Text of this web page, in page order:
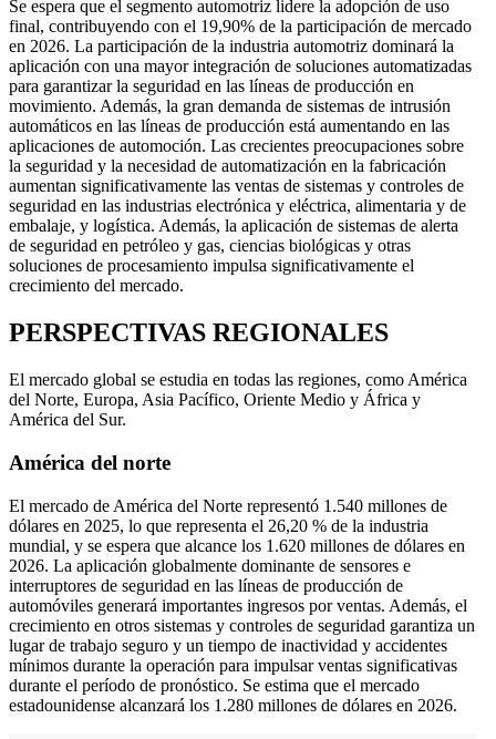
Se espera que el segmento automotriz lidere la adopción de uso
final, contribuyendo con el 19,90% de la participación de mercado
en 2026. La participación de la industria automotriz dominará la
aplicación con una mayor integración de soluciones automatizadas
para garantizar la seguridad en las líneas de producción en
movimiento. Además, la gran demanda de sistemas de intrusión
automáticos en las líneas de producción está aumentando en las
aplicaciones de automoción. Las crecientes preocupaciones sobre
la seguridad y la necesidad de automatización en la fabricación
aumentan significativamente las ventas de sistemas y controles de
seguridad en las industrias electrónica y eléctrica, alimentaria y de
embalaje, y logística. Además, la aplicación de sistemas de alerta
de seguridad en petróleo y gas, ciencias biológicas y otras
soluciones de procesamiento impulsa significativamente el
crecimiento del mercado.
PERSPECTIVAS REGIONALES
El mercado global se estudia en todas las regiones, como América
del Norte, Europa, Asia Pacífico, Oriente Medio y África y
América del Sur.
América del norte
El mercado de América del Norte representó 1.540 millones de
dólares en 2025, lo que representa el 26,20 % de la industria
mundial, y se espera que alcance los 1.620 millones de dólares en
2026. La aplicación globalmente dominante de sensores e
interruptores de seguridad en las líneas de producción de
automóviles generará importantes ingresos por ventas. Además, el
crecimiento en otros sistemas y controles de seguridad garantiza un
lugar de trabajo seguro y un tiempo de inactividad y accidentes
mínimos durante la operación para impulsar ventas significativas
durante el período de pronóstico. Se estima que el mercado
estadounidense alcanzará los 1.280 millones de dólares en 2026.